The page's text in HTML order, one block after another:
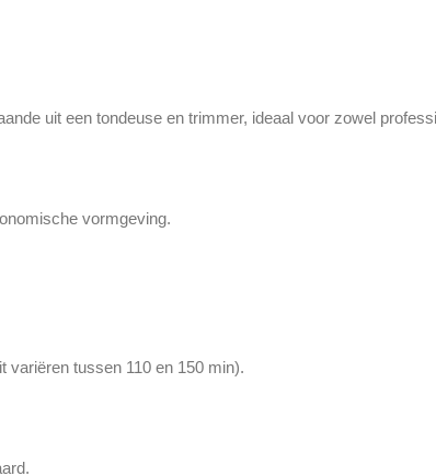
uit een tondeuse en trimmer, ideaal voor zowel
vormgeving.
variëren tussen 110 en 150 min).